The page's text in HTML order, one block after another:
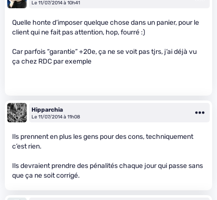
Le 11/07/2014 à 10h41
Quelle honte d’imposer quelque chose dans un panier, pour le
client qui ne fait pas attention, hop, fourré :)
Car parfois “garantie” +20e, ça ne se voit pas tjrs, j’ai déjà vu
ça chez RDC par exemple
Hipparchia
Le 11/07/2014 à 11h08
Ils prennent en plus les gens pour des cons, techniquement
c’est rien.
Ils devraient prendre des pénalités chaque jour qui passe sans
que ça ne soit corrigé.